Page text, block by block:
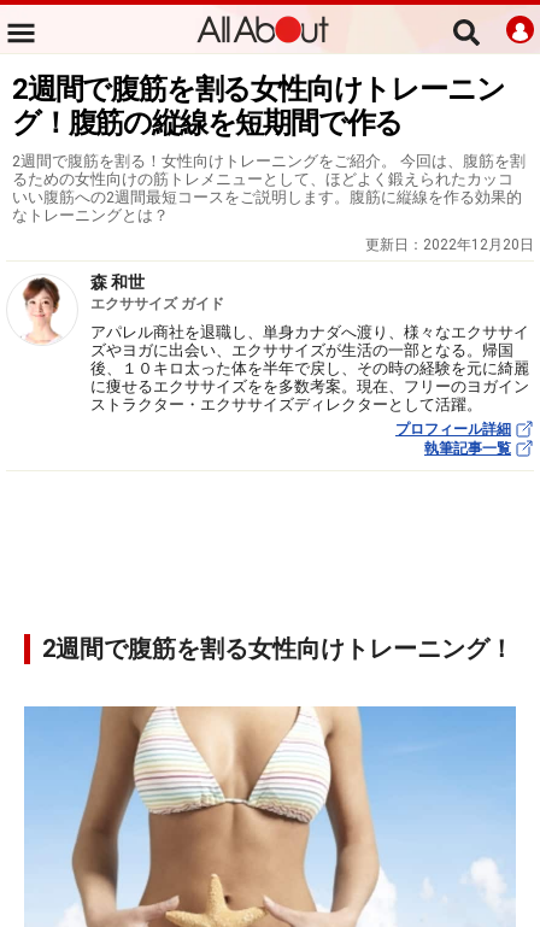
2週間で腹筋を割る女性向けトレーニン
グ！腹筋の縦線を短期間で作る
2週間で腹筋を割る！女性向けトレーニングをご紹介。 今回は、腹筋を割
るための女性向けの筋トレメニューとして、ほどよく鍛えられたカッコ
いい腹筋への2週間最短コースをご説明します。腹筋に縦線を作る効果的
なトレーニングとは？
更新日： 2022年12月20日
森 和世
エクササイズ ガイド
アパレル商社を退職し、単身カナダへ渡り、様々なエクササイ
ズやヨガに出会い、エクササイズが生活の一部となる。帰国
後、１０キロ太った体を半年で戻し、その時の経験を元に綺麗
に痩せるエクササイズをを多数考案。現在、フリーのヨガイン
ストラクター・エクササイズディレクターとして活躍。
プロフィール詳細
執筆記事一覧
2週間で腹筋を割る女性向けトレーニング！